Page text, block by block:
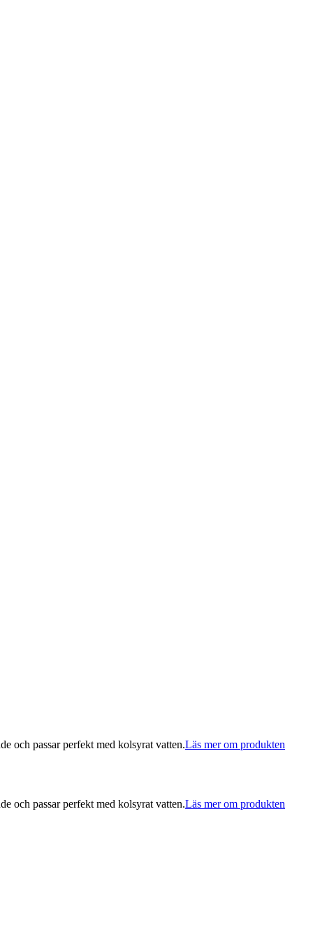
och passar perfekt med kolsyrat vatten.Läs mer om produkten
och passar perfekt med kolsyrat vatten.Läs mer om produkten